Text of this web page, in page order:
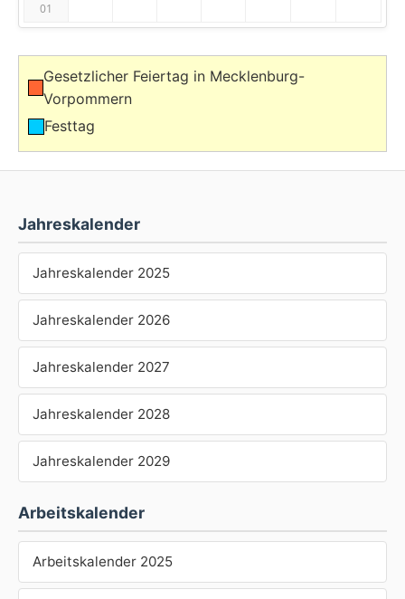
Jahreskalender
Jahreskalender 2025
Jahreskalender 2026
Jahreskalender 2027
Jahreskalender 2028
Jahreskalender 2029
Arbeitskalender
Arbeitskalender 2025
01
Gesetzlicher Feiertag in Mecklenburg-
Vorpommern
Festtag